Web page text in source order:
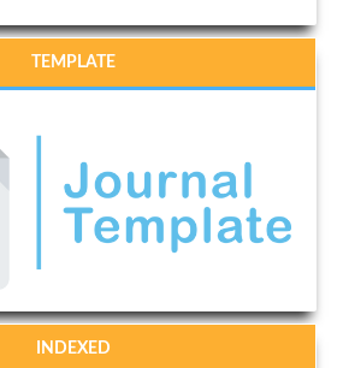
TEMPLATE
INDEXED